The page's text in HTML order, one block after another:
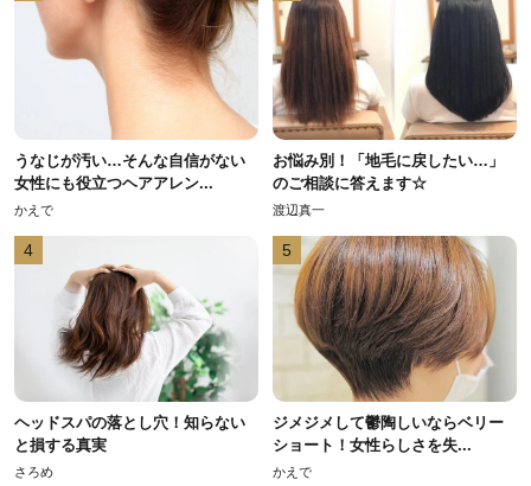
うなじが汚い…そんな自信がない
女性にも役立つヘアアレン...
かえで
お悩み別！「地毛に戻したい…」
のご相談に答えます☆
渡辺真一
4
ヘッドスパの落とし穴！知らない
と損する真実
さろめ
5
ジメジメして鬱陶しいならベリー
ショート！女性らしさを失...
かえで